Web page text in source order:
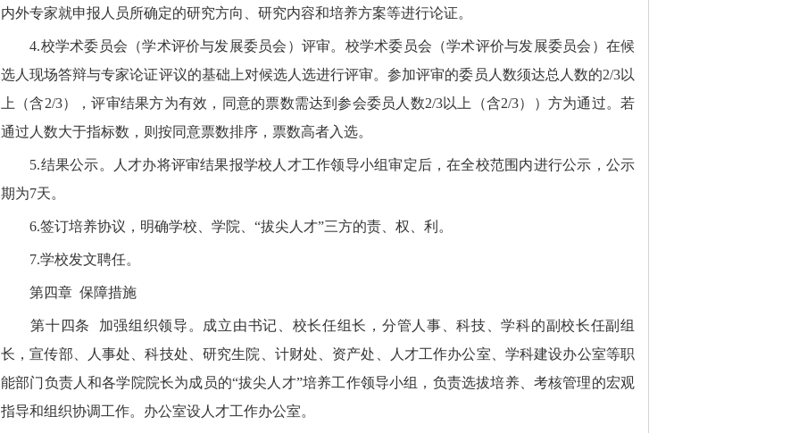
内外专家就申报人员所确定的研究方向、研究内容和培养方案等进行论证。
4.校学术委员会（学术评价与发展委员会）评审。校学术委员会（学术评价与发展委员会）在候
选人现场答辩与专家论证评议的基础上对候选人选进行评审。参加评审的委员人数须达总人数的2/3以
上（含2/3），评审结果方为有效，同意的票数需达到参会委员人数2/3以上（含2/3））方为通过。若
通过人数大于指标数，则按同意票数排序，票数高者入选。
5.结果公示。人才办将评审结果报学校人才工作领导小组审定后，在全校范围内进行公示，公示
期为7天。
6.签订培养协议，明确学校、学院、“拔尖人才”三方的责、权、利。
7.学校发文聘任。
第四章 保障措施
第十四条
加强组织领导。成立由书记、校长任组长，分管人事、科技、学科的副校长任副组
长，宣传部、人事处、科技处、研究生院、计财处、资产处、人才工作办公室、学科建设办公室等职
能部门负责人和各学院院长为成员的“拔尖人才”培养工作领导小组，负责选拔培养、考核管理的宏观
指导和组织协调工作。办公室设人才工作办公室。